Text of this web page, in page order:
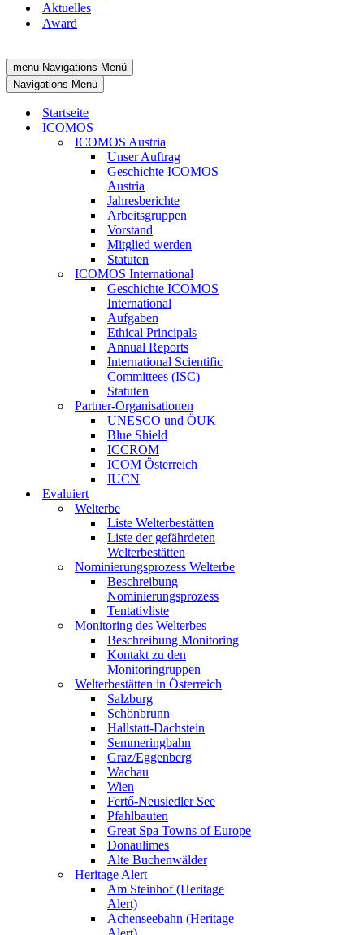
Aktuelles
Award
menu Navigations-Menü
Navigations-Menü
Startseite
ICOMOS
ICOMOS Austria
Unser Auftrag
Geschichte ICOMOS
Austria
Jahresberichte
Arbeitsgruppen
Vorstand
Mitglied werden
Statuten
ICOMOS International
Geschichte ICOMOS
International
Aufgaben
Ethical Principals
Annual Reports
International Scientific
Committees (ISC)
Statuten
Partner-Organisationen
UNESCO und ÖUK
Blue Shield
ICCROM
ICOM Österreich
IUCN
Evaluiert
Welterbe
Liste Welterbestätten
Liste der gefährdeten
Welterbestätten
Nominierungsprozess Welterbe
Beschreibung
Nominierungsprozess
Tentativliste
Monitoring des Welterbes
Beschreibung Monitoring
Kontakt zu den
Monitoringruppen
Welterbestätten in Österreich
Salzburg
Schönbrunn
Hallstatt-Dachstein
Semmeringbahn
Graz/Eggenberg
Wachau
Wien
Fertő-Neusiedler See
Pfahlbauten
Great Spa Towns of Europe
Donaulimes
Alte Buchenwälder
Heritage Alert
Am Steinhof (Heritage
Alert)
Achenseebahn (Heritage